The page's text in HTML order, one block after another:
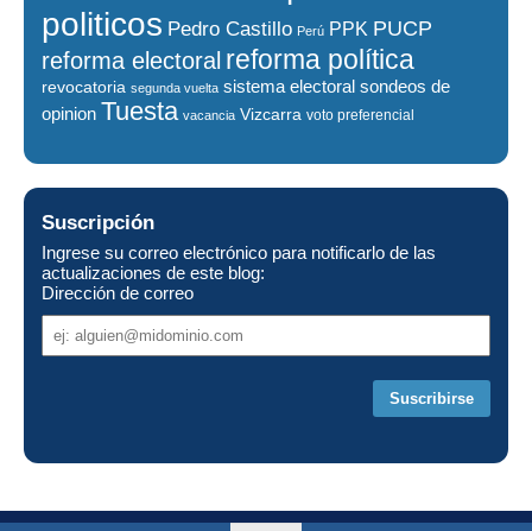
politicos Pedro Castillo Perú PPK PUCP
reforma electoral reforma política
revocatoria segunda vuelta sistema electoral sondeos de
opinion Tuesta vacancia Vizcarra voto preferencial
Suscripción
Ingrese su correo electrónico para notificarlo de las
actualizaciones de este blog:
Dirección de correo
de